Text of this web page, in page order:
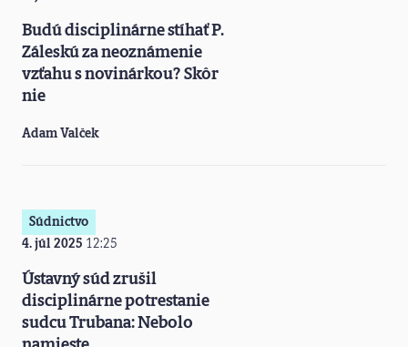
Budú disciplinárne stíhať P.
Záleskú za neoznámenie
vzťahu s novinárkou? Skôr
nie
Adam Valček
Súdnictvo
4. júl 2025 12:25
Ústavný súd zrušil
disciplinárne potrestanie
sudcu Trubana: Nebolo